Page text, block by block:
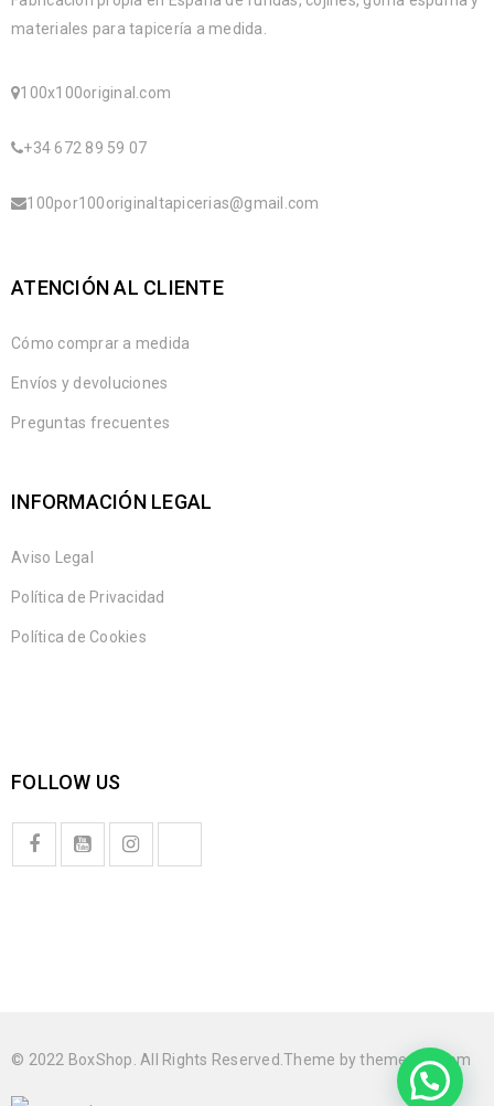
materiales para tapicería a medida.
100x100original.com
+34 672 89 59 07
100por100originaltapicerias@gmail.com
ATENCIÓN AL CLIENTE
Cómo comprar a medida
Envíos y devoluciones
Preguntas frecuentes
INFORMACIÓN LEGAL
Aviso Legal
Política de Privacidad
Política de Cookies
FOLLOW US
© 2022 BoxShop. All Rights Reserved.Theme bytheme-sky.com